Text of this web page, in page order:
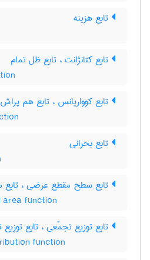
تابع هزینه
تابع کتانژانت ، تابع ظل تمام
تابع کوواریانس ، تابع هم پراش
تابع بحرانی
تابع سطح مقطع عرضی ،
function
تابع توزیع تجمّعی ، تابع
function